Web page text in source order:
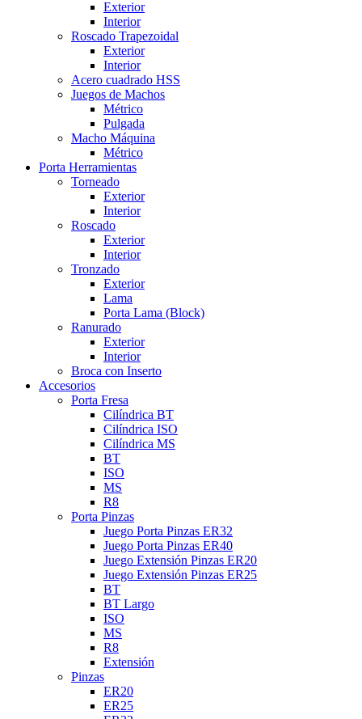
Exterior
Interior
Roscado Trapezoidal
Exterior
Interior
Acero cuadrado HSS
Juegos de Machos
Métrico
Pulgada
Macho Máquina
Métrico
Porta Herramientas
Torneado
Exterior
Interior
Roscado
Exterior
Interior
Tronzado
Exterior
Lama
Porta Lama (Block)
Ranurado
Exterior
Interior
Broca con Inserto
Accesorios
Porta Fresa
Cilíndrica BT
Cilíndrica ISO
Cilíndrica MS
BT
ISO
MS
R8
Porta Pinzas
Juego Porta Pinzas ER32
Juego Porta Pinzas ER40
Juego Extensión Pinzas ER20
Juego Extensión Pinzas ER25
BT
BT Largo
ISO
MS
R8
Extensión
Pinzas
ER20
ER25